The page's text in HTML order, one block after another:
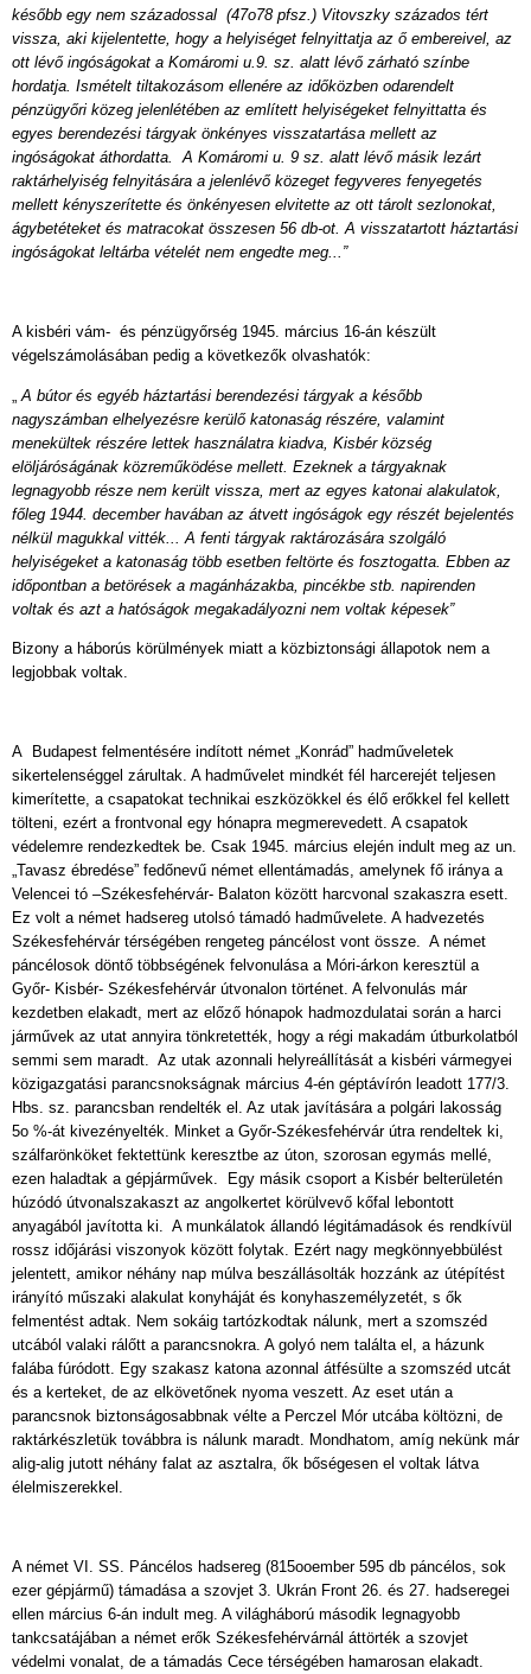
később egy nem századossal (47o78 pfsz.) Vitovszky százados tért
vissza, aki kijelentette, hogy a helyiséget felnyittatja az ő embereivel, az
ott lévő ingóságokat a Komáromi u.9. sz. alatt lévő zárható színbe
hordatja. Ismételt tiltakozásom ellenére az időközben odarendelt
pénzügyőri közeg jelenlétében az említett helyiségeket felnyittatta és
egyes berendezési tárgyak önkényes visszatartása mellett az
ingóságokat áthordatta. A Komáromi u. 9 sz. alatt lévő másik lezárt
raktárhelyiség felnyitására a jelenlévő közeget fegyveres fenyegetés
mellett kényszerítette és önkényesen elvitette az ott tárolt sezlonokat,
ágybetéteket és matracokat összesen 56 db-ot. A visszatartott háztartási
ingóságokat leltárba vételét nem engedte meg...”
A kisbéri vám- és pénzügyőrség 1945. március 16-án készült
végelszámolásában pedig a következők olvashatók:
A bútor és egyéb háztartási berendezési tárgyak a később
nagyszámban elhelyezésre kerülő katonaság részére, valamint
menekültek részére lettek használatra kiadva, Kisbér község
elöljáróságának közreműködése mellett. Ezeknek a tárgyaknak
legnagyobb része nem került vissza, mert az egyes katonai alakulatok,
főleg 1944. december havában az átvett ingóságok egy részét bejelentés
nélkül magukkal vitték... A fenti tárgyak raktározására szolgáló
helyiségeket a katonaság több esetben feltörte és fosztogatta. Ebben az
időpontban a betörések a magánházakba, pincékbe stb. napirenden
voltak és azt a hatóságok megakadályozni nem voltak képesek”
Bizony a háborús körülmények miatt a közbiztonsági állapotok nem a
legjobbak voltak.
A Budapest felmentésére indított német „Konrád” hadműveletek
sikertelenséggel zárultak. A hadművelet mindkét fél harcerejét teljesen
kimerítette, a csapatokat technikai eszközökkel és élő erőkkel fel kellett
tölteni, ezért a frontvonal egy hónapra megmerevedett. A csapatok
védelemre rendezkedtek be. Csak 1945. március elején indult meg az un.
„Tavasz ébredése” fedőnevű német ellentámadás, amelynek fő iránya a
Velencei tó –Székesfehérvár- Balaton között harcvonal szakaszra esett.
Ez volt a német hadsereg utolsó támadó hadművelete. A hadvezetés
Székesfehérvár térségében rengeteg páncélost vont össze. A német
páncélosok döntő többségének felvonulása a Móri-árkon keresztül a
Győr- Kisbér- Székesfehérvár útvonalon történet. A felvonulás már
kezdetben elakadt, mert az előző hónapok hadmozdulatai során a harci
járművek az utat annyira tönkretették, hogy a régi makadám útburkolatból
semmi sem maradt. Az utak azonnali helyreállítását a kisbéri vármegyei
közigazgatási parancsnokságnak március 4-én géptávírón leadott 177/3.
Hbs. sz. parancsban rendelték el. Az utak javítására a polgári lakosság
5o %-át kivezényelték. Minket a Győr-Székesfehérvár útra rendeltek ki,
szálfarönköket fektettünk keresztbe az úton, szorosan egymás mellé,
ezen haladtak a gépjárművek. Egy másik csoport a Kisbér belterületén
húzódó útvonalszakaszt az angolkertet körülvevő kőfal lebontott
anyagából javította ki. A munkálatok állandó légitámadások és rendkívül
rossz időjárási viszonyok között folytak. Ezért nagy megkönnyebbülést
jelentett, amikor néhány nap múlva beszállásolták hozzánk az útépítést
irányító műszaki alakulat konyháját és konyhaszemélyzetét, s ők
felmentést adtak. Nem sokáig tartózkodtak nálunk, mert a szomszéd
utcából valaki rálőtt a parancsnokra. A golyó nem találta el, a házunk
falába fúródott. Egy szakasz katona azonnal átfésülte a szomszéd utcát
és a kerteket, de az elkövetőnek nyoma veszett. Az eset után a
parancsnok biztonságosabbnak vélte a Perczel Mór utcába költözni, de
raktárkészletük továbbra is nálunk maradt. Mondhatom, amíg nekünk már
alig-alig jutott néhány falat az asztalra, ők bőségesen el voltak látva
élelmiszerekkel.
A német VI. SS. Páncélos hadsereg (815ooember 595 db páncélos, sok
ezer gépjármű) támadása a szovjet 3. Ukrán Front 26. és 27. hadseregei
ellen március 6-án indult meg. A világháború második legnagyobb
tankcsatájában a német erők Székesfehérvárnál áttörték a szovjet
védelmi vonalat, de a támadás Cece térségében hamarosan elakadt.